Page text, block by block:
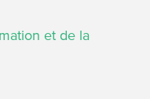
et de la